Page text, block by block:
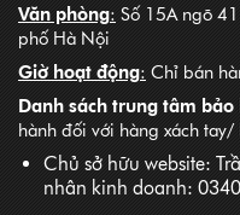
Văn phòng: Số 15A ngõ
phố Hà Nội
Giờ hoạt động: Chỉ bán
Danh sách trung tâm bảo
hành đối với hàng xách
Chủ sở hữu website:
nhân kinh doanh: